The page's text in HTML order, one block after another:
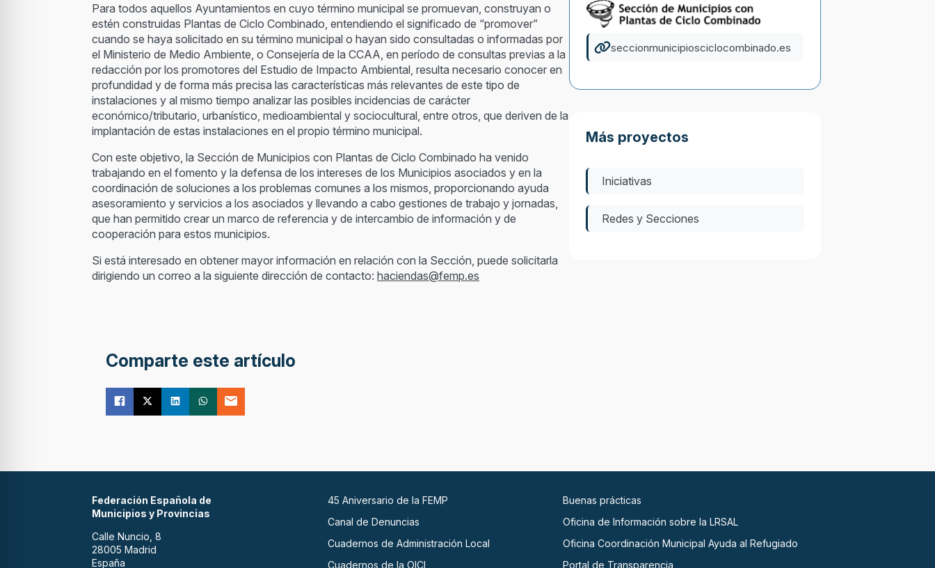
Para todos aquellos Ayuntamientos en cuyo término municipal se promuevan, construyan o
estén construidas Plantas de Ciclo Combinado, entendiendo el significado de “promover”
cuando se haya solicitado en su término municipal o hayan sido consultadas o informadas por
el Ministerio de Medio Ambiente, o Consejería de la CCAA, en período de consultas previas a la
redacción por los promotores del Estudio de Impacto Ambiental, resulta necesario conocer en
profundidad y de forma más precisa las características más relevantes de este tipo de
instalaciones y al mismo tiempo analizar las posibles incidencias de carácter
económico/tributario, urbanístico, medioambiental y sociocultural, entre otros, que deriven de la
implantación de estas instalaciones en el propio término municipal.
Con este objetivo, la Sección de Municipios con Plantas de Ciclo Combinado ha venido
trabajando en el fomento y la defensa de los intereses de los Municipios asociados y en la
coordinación de soluciones a los problemas comunes a los mismos, proporcionando ayuda
asesoramiento y servicios a los asociados y llevando a cabo gestiones de trabajo y jornadas,
que han permitido crear un marco de referencia y de intercambio de información y de
cooperación para estos municipios.
Si está interesado en obtener mayor información en relación con la Sección, puede solicitarla
dirigiendo un correo a la siguiente dirección de contacto: haciendas@femp.es
seccionmunicipiosciclocombinado.es
Más proyectos
Iniciativas
Redes y Secciones
Comparte este artículo
Federación Española de
Municipios y Provincias
Calle Nuncio, 8
28005 Madrid
España
45 Aniversario de la FEMP
Canal de Denuncias
Cuadernos de Administración Local
Cuadernos de la OICI
Buenas prácticas
Oficina de Información sobre la LRSAL
Oficina Coordinación Municipal Ayuda al Refugiado
Portal de Transparencia